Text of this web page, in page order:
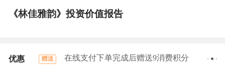
《林佳雅韵》投资价值报告
优惠 赠送 在线支付下单完成后赠送9消费积分